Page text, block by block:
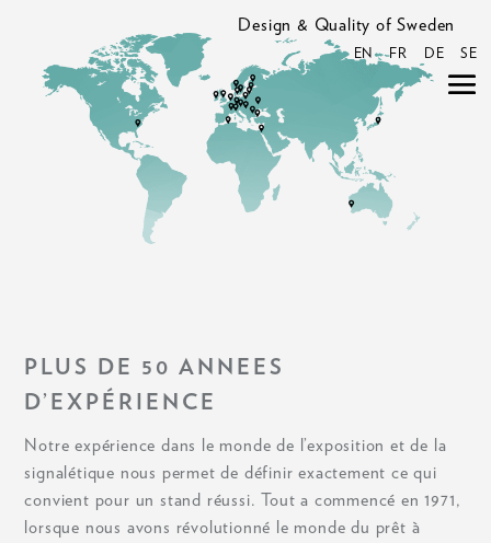
Design & Quality of Sweden
EN FR DE SE
PLUS DE 50 ANNEES
D’EXPÉRIENCE
Notre expérience dans le monde de l’exposition et de la
signalétique nous permet de définir exactement ce qui
convient pour un stand réussi. Tout a commencé en 1971,
lorsque nous avons révolutionné le monde du prêt à